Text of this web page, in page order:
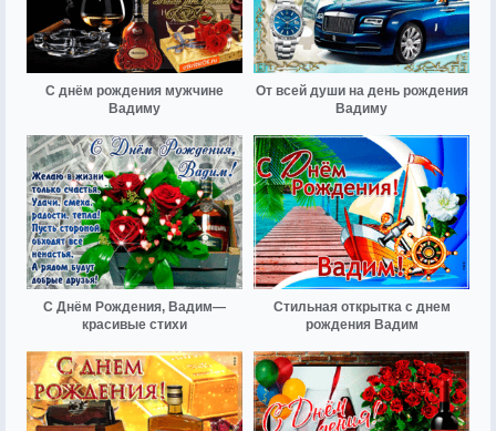
С днём рождения мужчине
Вадиму
От всей души на день рождения
Вадиму
С Днём Рождения, Вадим—
красивые стихи
Стильная открытка с днем
рождения Вадим